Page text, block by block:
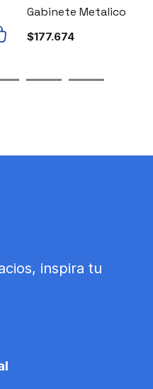
Gabinete Metalico
$177.674
inspira tu